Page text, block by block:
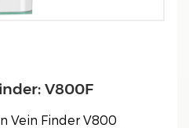
V800F
Vein Finder V800